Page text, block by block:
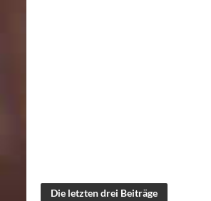
Die letzten drei Beiträge